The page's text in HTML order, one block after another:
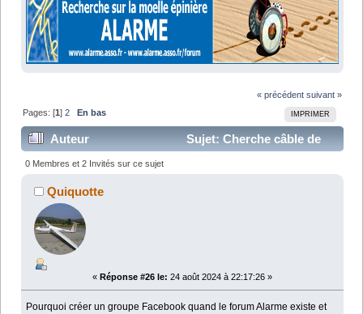
« précédent suivant »
IMPRIMER
Pages: [1]2 En bas
Auteur
Sujet: Cherche câble de
stimulateur de Brindley d'occasion, et conseils sur
réparation (Lu 48126 fois)
0 Membres et 2 Invités sur ce sujet
Quiquotte
« Réponse #26 le: 24 août 2024 à 22:17:26 »
Pourquoi créer un groupe Facebook quand le forum Alarme existe et